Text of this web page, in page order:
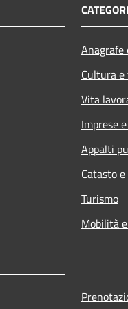
Cultura
Vita
Imprese
Appalti
Catasto
Turismo
Mobilità